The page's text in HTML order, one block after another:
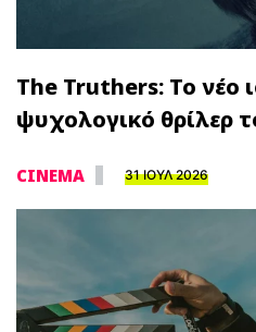
The Truthers: Το νέο
ψυχολογικό θρίλερ
CINEMA 31 ΙΟΥΛ 2026